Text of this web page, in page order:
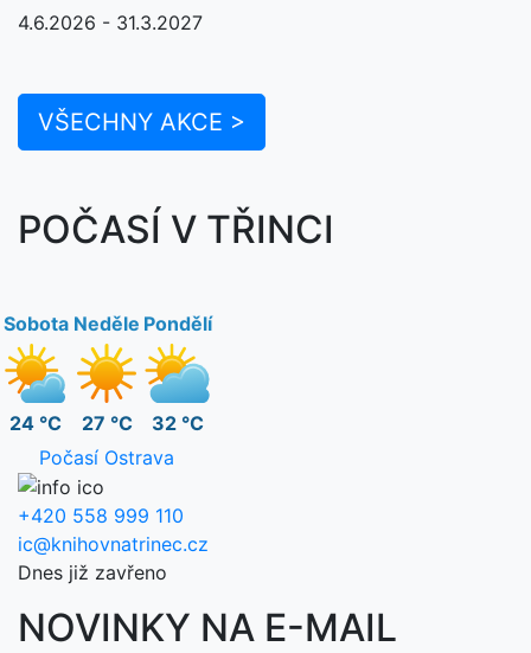
4.6.2026 - 31.3.2027
VŠECHNY AKCE >
POČASÍ V TŘINCI
Sobota
24 °C
Neděle
27 °C
Pondělí
32 °C
Počasí Ostrava
+420 558 999 110
ic@knihovnatrinec.cz
Dnes již zavřeno
NOVINKY NA E-MAIL